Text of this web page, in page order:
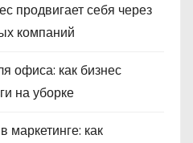
продвигает себя через
компаний
офиса: как бизнес
на уборке
как